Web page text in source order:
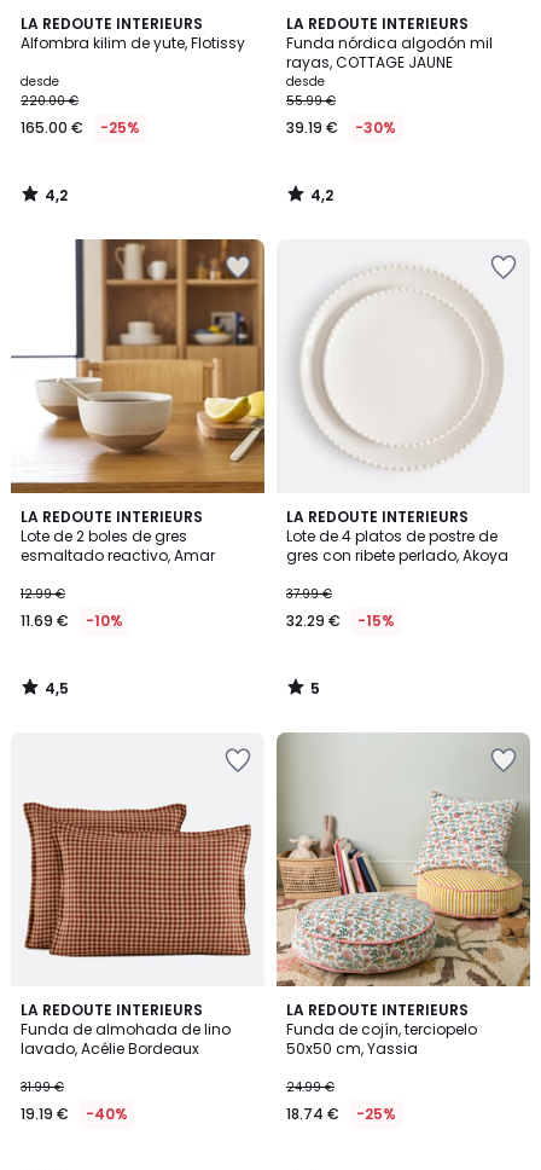
LA REDOUTE INTERIEURS
Alfombra kilim de yute, Flotissy
desde
220.00 €
165.00 € -25%
4,2
/ 5
4,2
/
LA REDOUTE INTERIEURS
Funda nórdica algodón mil
rayas, COTTAGE JAUNE
desde
55.99 €
39.19 € -30%
4,2
/ 5
4,2
/
LA REDOUTE INTERIEURS
Lote de 2 boles de gres
esmaltado reactivo, Amar
12.99 €
11.69 € -10%
4,5
/ 5
4,5
/
LA REDOUTE INTERIEURS
Lote de 4 platos de postre de
gres con ribete perlado, Akoya
37.99 €
32.29 € -15%
5
/
5
5
/
LA REDOUTE INTERIEURS
Funda de almohada de lino
lavado, Acélie Bordeaux
31.99 €
19.19 € -40%
2,3
/ 5
LA REDOUTE INTERIEURS
Funda de cojín, terciopelo
50x50 cm, Yassia
24.99 €
18.74 € -25%
2
/
5